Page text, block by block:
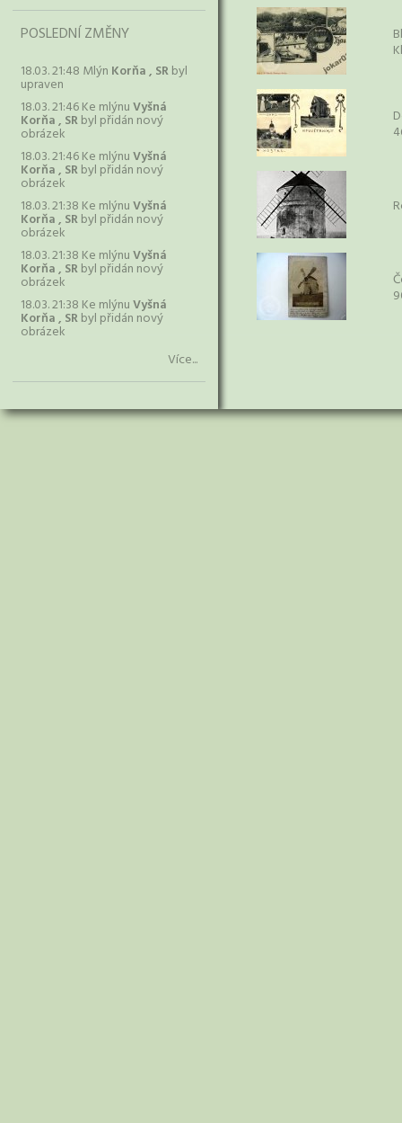
POSLEDNÍ ZMĚNY
18.03. 21:48 Mlýn Korňa , SRbyl
upraven
18.03. 21:46 Ke mlýnuVyšná
Korňa , SRbyl přidán nový
obrázek
18.03. 21:46 Ke mlýnuVyšná
Korňa , SRbyl přidán nový
obrázek
18.03. 21:38 Ke mlýnuVyšná
Korňa , SRbyl přidán nový
obrázek
18.03. 21:38 Ke mlýnuVyšná
Korňa , SRbyl přidán nový
obrázek
18.03. 21:38 Ke mlýnuVyšná
Korňa , SRbyl přidán nový
obrázek
Více...